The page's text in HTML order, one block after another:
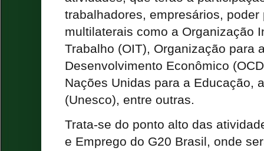
trabalhadores, empresários,
multilaterais como a Organização
Trabalho (OIT), Organização para
Desenvolvimento Econômico
Nações Unidas para a Educação,
(Unesco), entre outras.
Trata-se do ponto alto das
e Emprego do G20 Brasil, onde